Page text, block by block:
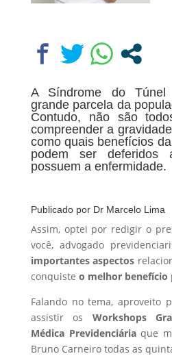
A Síndrome do
grande parcela da
Contudo, não são
compreender a
como quais benefícios
podem ser deferidos
possuem a enfermidade.
Publicado por Dr Marcelo Lima
Assim, optei por redigir o
você, advogado
importantes aspectos
conquiste o melhor benefício
Falando no tema, aproveito
assistir os Workshops
Médica Previdenciáriaque
Bruno Carneiro todas as